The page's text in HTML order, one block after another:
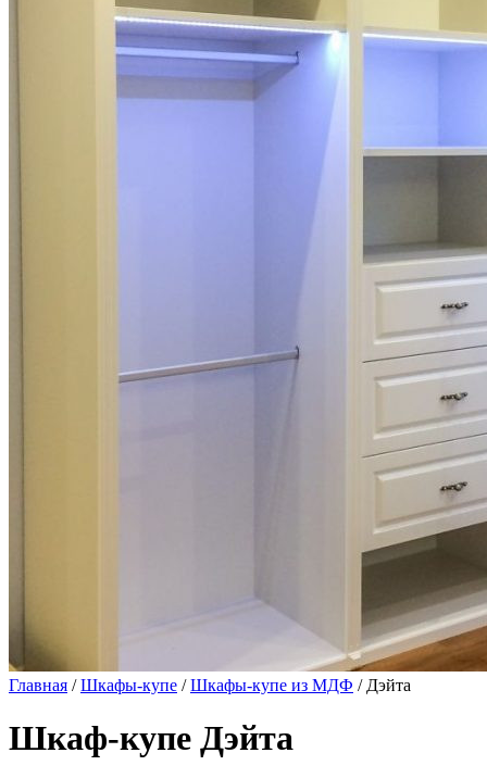
Главная /Шкафы-купе /Шкафы-купе из МДФ / Дэйта
Шкаф-купе Дэйта